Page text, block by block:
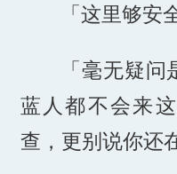
「这里够安
「毫无疑
蓝人都不会来
查，更别说你还